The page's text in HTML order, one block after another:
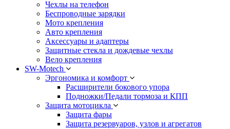
Чехлы на телефон
Беспроводные зарядки
Мото крепления
Авто крепления
Аксессуары и адаптеры
Защитные стекла и дождевые чехлы
Вело крепления
SW-Motech
Эргономика и комфорт
Расширители бокового упора
Подножки/Педали тормоза и КПП
Защита мотоцикла
Защита фары
Защита резервуаров, узлов и агрегатов